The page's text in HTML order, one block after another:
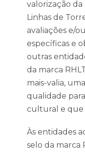
valorização da
Linhas de
avaliações e/
específicas e
outras
da marca
mais-valia,
qualidade
cultural e que
Às entidades
selo da marca